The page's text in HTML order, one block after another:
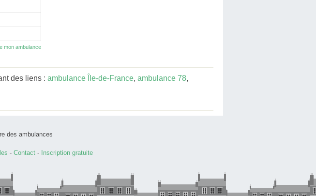
mon ambulance
des liens : ambulance Île-de-France, ambulance 78,
des ambulances
- Contact - Inscription gratuite